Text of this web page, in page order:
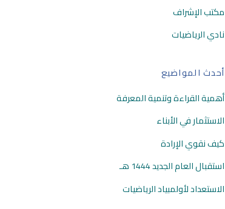
مكتب الإشراف
نادي الرياضيات
أحدث المواضيع
أهمية القراءة وتنمية المعرفة
الاستثمار في الأبناء
كيف نقوي الإرادة
استقبال العام الجديد 1444 هـ
الاستعداد لأولمبياد الرياضيات